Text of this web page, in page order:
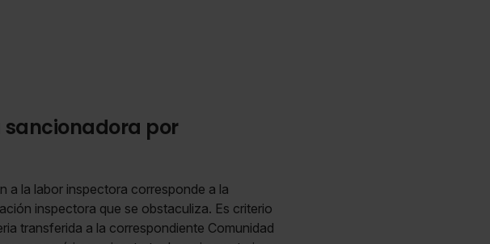
por
a la labor inspectora corresponde a la
inspectora que se obstaculiza. Es criterio
transferida a la correspondiente Comunidad